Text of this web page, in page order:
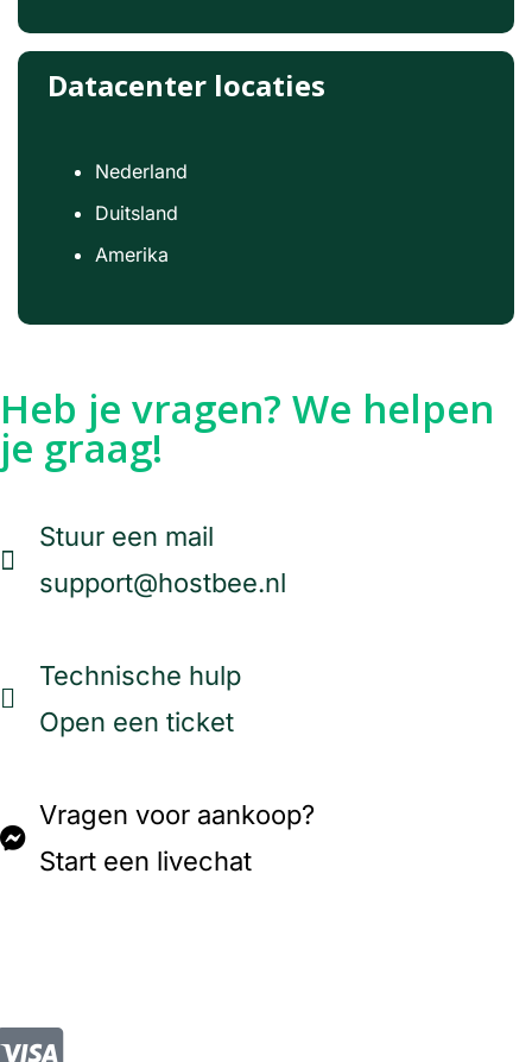
Datacenter locaties
Nederland
Duitsland
Amerika
Heb je vragen? We helpen
je graag!
Stuur een mail
support@hostbee.nl
Technische hulp
Open een ticket
Vragen voor aankoop?
Start een livechat